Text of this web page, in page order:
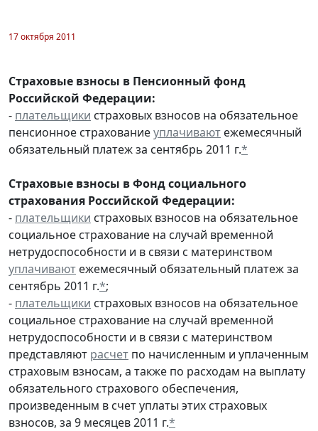
17 октября 2011
Страховые взносы в Пенсионный фонд
Российской Федерации:
- плательщики страховых взносов на обязательное
пенсионное страхованиеуплачивают ежемесячный
обязательный платеж за сентябрь 2011 г.*
Страховые взносы в Фонд социального
страхования Российской Федерации:
- плательщики страховых взносов на обязательное
социальное страхование на случай временной
нетрудоспособности и в связи с материнством
уплачивают ежемесячный обязательный платеж за
сентябрь 2011 г.*;
- плательщики страховых взносов на обязательное
социальное страхование на случай временной
нетрудоспособности и в связи с материнством
представляют расчет по начисленным и уплаченным
страховым взносам, а также по расходам на выплату
обязательного страхового обеспечения,
произведенным в счет уплаты этих страховых
взносов, за 9 месяцев 2011 г.*